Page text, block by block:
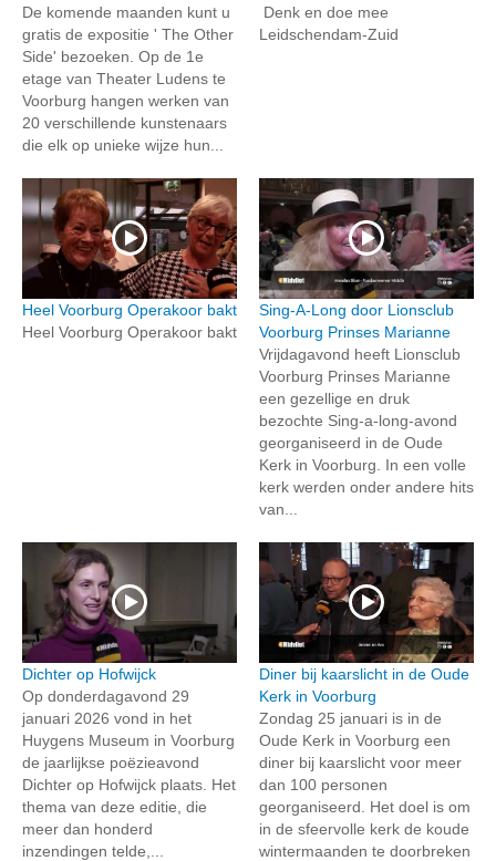
De komende maanden kunt u
gratis de expositie ' The Other
Side' bezoeken. Op de 1e
etage van Theater Ludens te
Voorburg hangen werken van
20 verschillende kunstenaars
die elk op unieke wijze hun...
Denk en doe mee
Leidschendam-Zuid
Heel Voorburg Operakoor bakt
Heel Voorburg Operakoor bakt
Sing-A-Long door Lionsclub
Voorburg Prinses Marianne
Vrijdagavond heeft Lionsclub
Voorburg Prinses Marianne
een gezellige en druk
bezochte Sing-a-long-avond
georganiseerd in de Oude
Kerk in Voorburg. In een volle
kerk werden onder andere hits
van...
Dichter op Hofwijck
Op donderdagavond 29
januari 2026 vond in het
Huygens Museum in Voorburg
de jaarlijkse poëzieavond
Dichter op Hofwijck plaats. Het
thema van deze editie, die
meer dan honderd
inzendingen telde,...
Diner bij kaarslicht in de Oude
Kerk in Voorburg
Zondag 25 januari is in de
Oude Kerk in Voorburg een
diner bij kaarslicht voor meer
dan 100 personen
georganiseerd. Het doel is om
in de sfeervolle kerk de koude
wintermaanden te doorbreken